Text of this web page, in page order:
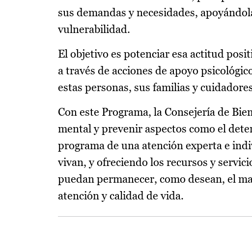
sus demandas y necesidades,
vulnerabilidad.
El objetivo es potenciar esa actitud
a través de acciones de apoyo
estas personas, sus familias y
Con este Programa, la Consejería de
mental y prevenir aspectos como el
programa de una atención experta e
vivan, y ofreciendo los recursos y
puedan permanecer, como desean, el
atención y calidad de vida.